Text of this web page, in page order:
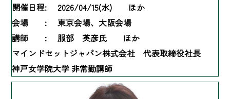
開催日程:
2026/04/15(水) ほか
会場 :
東京会場、大阪会場
講師 :
服部 英彦氏 ほか
マインドセットジャパン株式会社 代表取締役社長
神戸女学院大学 非常勤講師